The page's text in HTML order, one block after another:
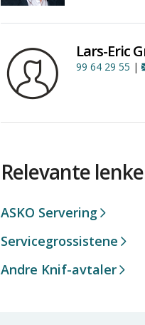
Lars-Eric
99 64 29 55 |
Relevante
ASKO Servering
Servicegrossistene
Andre Knif-avtaler